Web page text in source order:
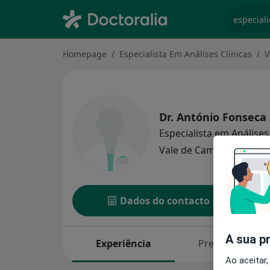
Homepage Especialista Em Análises Clínicas
Dr. António Fonseca
Especialista em
Vale de Cambra 1
Dados do contacto
Experiência PreçosA sua
Ao